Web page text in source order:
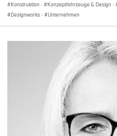
Konstruktion · Konzeptfahrzeuge & Design ·
Designworks · Unternehmen